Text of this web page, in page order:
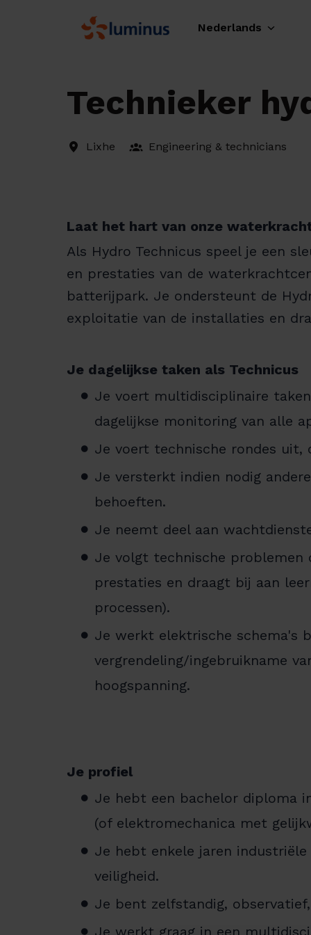
Homepagina
Nederlands
Technieker
Lixhe Engineering & technicians
Laat het hart van onze
Als Hydro Technicus speel je een
en prestaties van de
batterijpark. Je ondersteunt de
exploitatie van de installaties en
Je dagelijkse taken als Technicus
Je voert multidisciplinaire
dagelijkse monitoring van alle
Je voert technische rondes
Je versterkt indien nodig
behoeften.
Je neemt deel aan
Je volgt technische problemen
prestaties en draagt bij aan
processen).
Je werkt elektrische schema's
vergrendeling/ingebruikname
hoogspanning.
Je profiel
Je hebt een bachelor diploma
(of elektromechanica met
Je hebt enkele jaren
veiligheid.
Je bent zelfstandig,
Je werkt graag in een